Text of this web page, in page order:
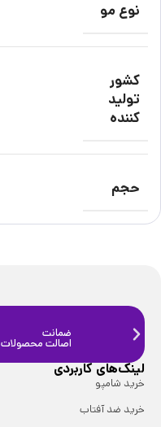
نوع مو
کشور
تولید
کننده
حجم
ضمانت
اصالت محصولات
لینک‌های کاربردی
خرید شامپو
خرید ضد آفتاب